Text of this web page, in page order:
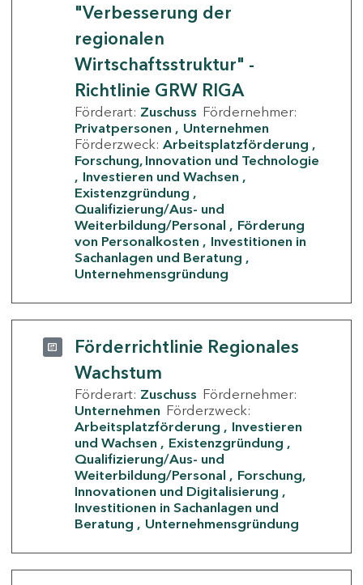
"Verbesserung der
regionalen
Wirtschaftsstruktur" -
Richtlinie GRW RIGA
Förderart: Zuschuss Fördernehmer:
Privatpersonen
Unternehmen
Förderzweck: Arbeitsplatzförderung
Forschung, Innovation und Technologie
Investieren und Wachsen
Existenzgründung
Qualifizierung/Aus- und
Weiterbildung/Personal
Förderung
von Personalkosten
Investitionen in
Sachanlagen und Beratung
Unternehmensgründung
Förderrichtlinie Regionales
Wachstum
Förderart: Zuschuss Fördernehmer:
Unternehmen Förderzweck:
Arbeitsplatzförderung
Investieren
und Wachsen
Existenzgründung
Qualifizierung/Aus- und
Weiterbildung/Personal
Forschung,
Innovationen und Digitalisierung
Investitionen in Sachanlagen und
Beratung
Unternehmensgründung